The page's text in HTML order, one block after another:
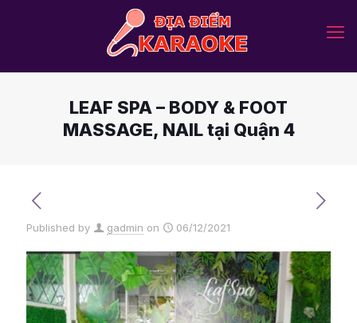
LEAF SPA – BODY & FOOT
MASSAGE, NAIL tại Quận 4
Published by gadmin on 06/12/2021